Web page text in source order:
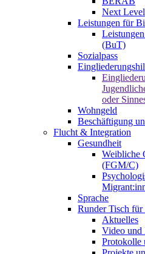
Next Level
Leistungen für
(BuT)
Sozialpass
oder
Wohngeld
Beschäftigung
Flucht & Integration
Gesundheit
Weibliche
(FGM/C)
Sprache
Runder Tisch für
Aktuelles
Video und
Protokolle